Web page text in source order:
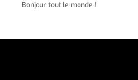
Bonjour tout le monde !